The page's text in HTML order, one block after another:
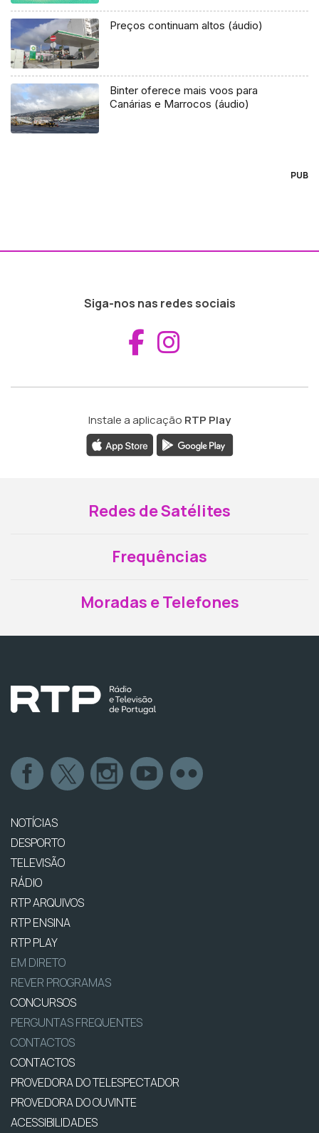
Preços continuam altos (áudio)
Binter oferece mais voos para
Canárias e Marrocos (áudio)
PUB
Siga-nos nas redes sociais
Aceder ao
Instale a aplicação RTP Play
Redes de Satélites
Frequências
Moradas e Telefones
NOTÍCIAS
DESPORTO
TELEVISÃO
RÁDIO
RTP ARQUIVOS
RTP ENSINA
RTP PLAY
EM DIRETO
REVER PROGRAMAS
CONCURSOS
PERGUNTAS FREQUENTES
CONTACTOS
CONTACTOS
PROVEDORA DO TELESPECTADOR
PROVEDORA DO OUVINTE
ACESSIBILIDADES